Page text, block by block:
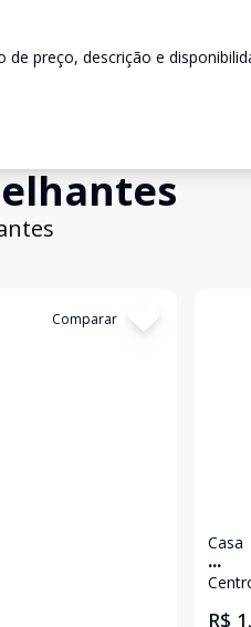
de preço, descrição e
Comparar
Casa
...
R$